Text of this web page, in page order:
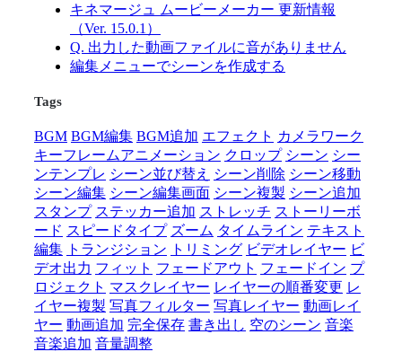
キネマージュ ムービーメーカー 更新情報
（Ver. 15.0.1）
Q. 出力した動画ファイルに音がありません
編集メニューでシーンを作成する
Tags
BGM BGM編集 BGM追加 エフェクト カメラワーク
キーフレームアニメーション クロップ シーン シー
ンテンプレ シーン並び替え シーン削除 シーン移動
シーン編集 シーン編集画面 シーン複製 シーン追加
スタンプ ステッカー追加 ストレッチ ストーリーボ
ード スピードタイプ ズーム タイムライン テキスト
編集 トランジション トリミング ビデオレイヤー ビ
デオ出力 フィット フェードアウト フェードイン プ
ロジェクト マスクレイヤー レイヤーの順番変更 レ
イヤー複製 写真フィルター 写真レイヤー 動画レイ
ヤー 動画追加 完全保存 書き出し 空のシーン 音楽
音楽追加 音量調整